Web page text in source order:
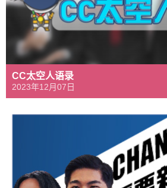
CC太空人语录
2023年12月07日